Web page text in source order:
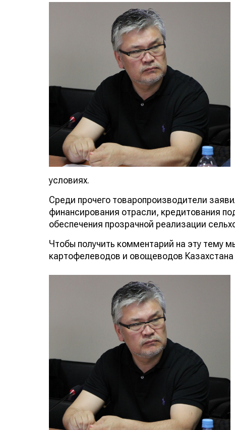
условиях.
Среди прочего товаропроизводители
финансирования отрасли, кредитования
обеспечения прозрачной реализации
Чтобы получить комментарий на эту тему
картофелеводов и овощеводов Казахстана
сельскохозяйственных выставок